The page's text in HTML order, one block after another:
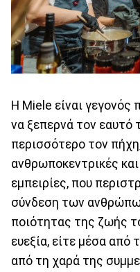
Η Miele είναι
να ξεπερνά τον εαυτό
περισσότερο τον
ανθρωποκεντρικές
εμπειρίες, που
σύνδεση των
ποιότητας της ζωής
ευεξία, είτε μέσα από
από τη χαρά της